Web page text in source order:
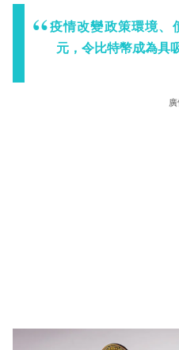
疫情改變政策環境、
元，令比特幣成為具